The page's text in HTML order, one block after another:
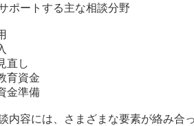
ポートする主な相談分野
直し
育資金
金準備
内容には、さまざまな要素が絡み合